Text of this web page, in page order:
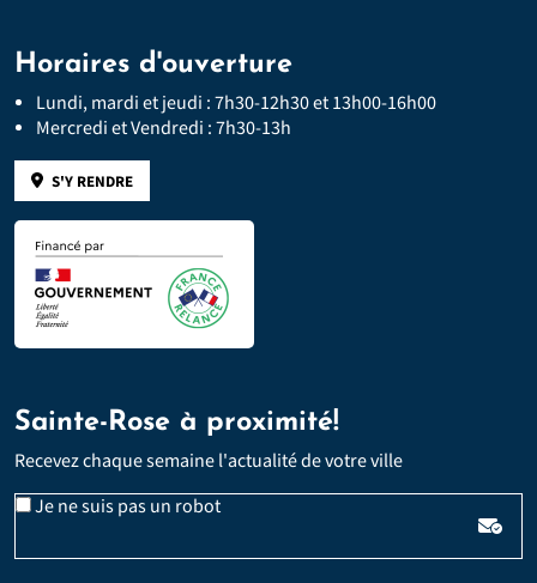
Horaires d'ouverture
Lundi, mardi et jeudi : 7h30-12h30 et 13h00-16h00
Mercredi et Vendredi : 7h30-13h
S'Y RENDRE
Sainte-Rose à proximité!
Recevez chaque semaine l'actualité de votre ville
Je ne suis pas un robotEmail